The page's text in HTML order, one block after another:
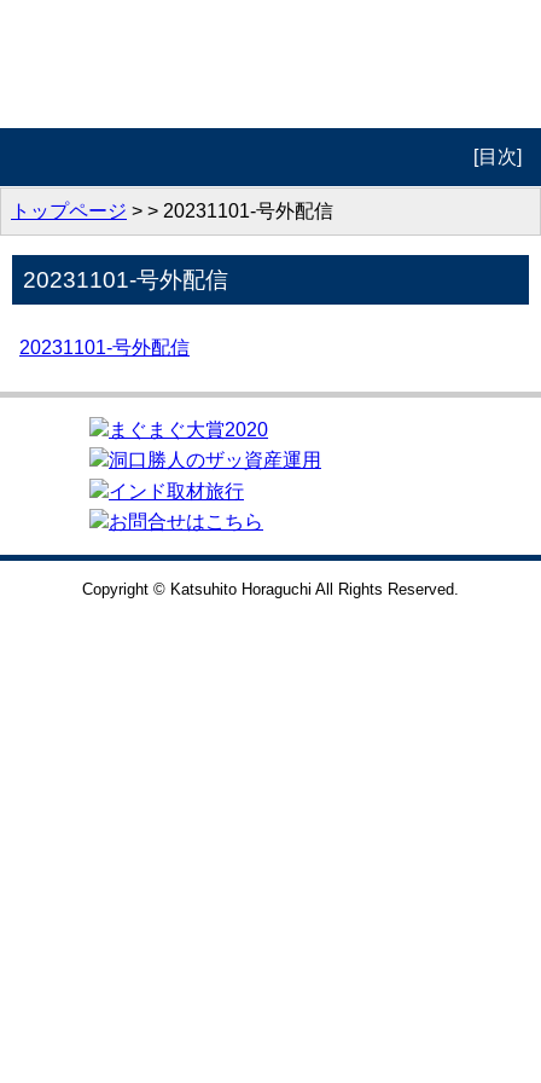
[目次]
トップページ
プロフィール
動画コンテンツ
著作紹介
トップページ > > 20231101-号外配信
20231101-号外配信
20231101-号外配信
Copyright © Katsuhito Horaguchi All Rights Reserved.